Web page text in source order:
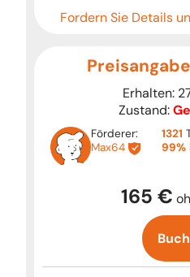
Fordern Sie Details
Erhalten:
Zustand:
Förderer:
Max64
1321
99%
165 €